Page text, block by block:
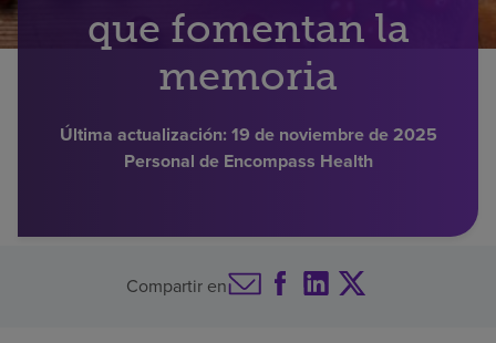
Buscar un centroque fomentan la
memoria
Última actualización: 19 de noviembre de 2025
Personal de Encompass Health
Compartir en